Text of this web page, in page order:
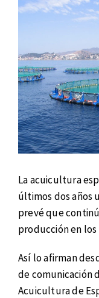
La acuicultura
últimos dos años
prevé que
producción en los
Así lo afirman
de comunicación
Acuicultura de